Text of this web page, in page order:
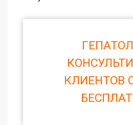
КЛИЕНТОВ